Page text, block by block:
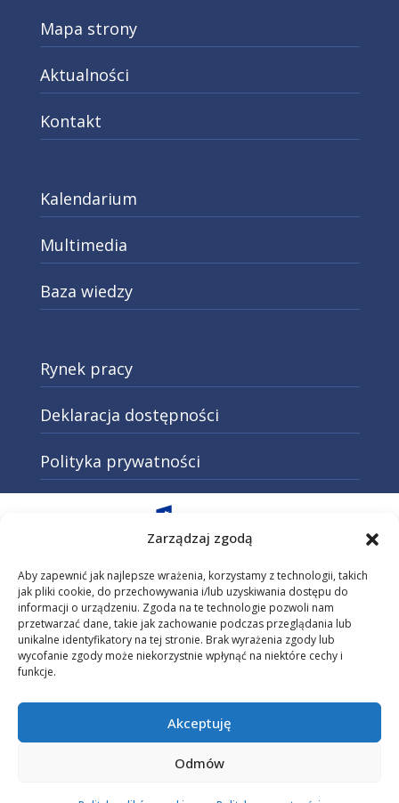
Zarządzaj zgodą
Aby zapewnić jak najlepsze wrażenia, korzystamy z technologii, takich
jak pliki cookie, do przechowywania i/lub uzyskiwania dostępu do
informacji o urządzeniu. Zgoda na te technologie pozwoli nam
przetwarzać dane, takie jak zachowanie podczas przeglądania lub
unikalne identyfikatory na tej stronie. Brak wyrażenia zgody lub
wycofanie zgody może niekorzystnie wpłynąć na niektóre cechy i
funkcje.
Akceptuję
Odmów
Mapa strony
Aktualności
Kontakt
Kalendarium
Multimedia
Baza wiedzy
Rynek pracy
Deklaracja dostępności
Polityka prywatności
Otwarcie w nowej karcie:
Otwarcie w nowej karcie: Przejdź
Strona projektu dofinansowana przez Unię Europejską z programu
Projekt „Małopolski pociąg do kariery – sezon 1” realizowany jest